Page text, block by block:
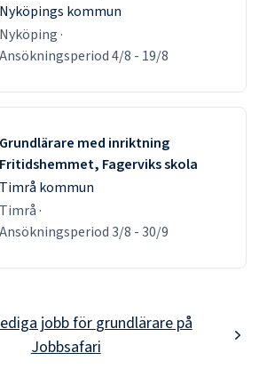
Nyköpings kommun
Nyköping ·
Ansökningsperiod4/8 - 19/8
Grundlärare med inriktning
Fritidshemmet, Fagerviks skola
Timrå kommun
Timrå ·
Ansökningsperiod3/8 -30/9
jobb för grundlärarepå
Jobbsafari